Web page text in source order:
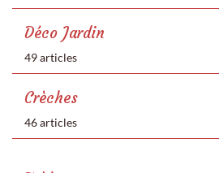
Déco Jardin
49 articles
Crèches
46 articles